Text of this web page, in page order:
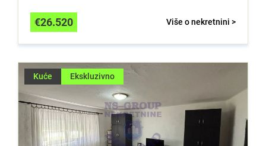
Više o nekretnini >
€26.520
Kuće Ekskluzivno